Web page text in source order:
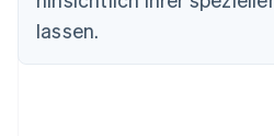
lassen.
Frankreich
Français